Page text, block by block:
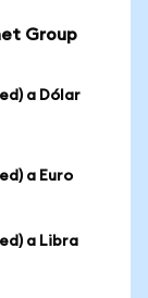
Group
a Dólar
a Euro
a Libra